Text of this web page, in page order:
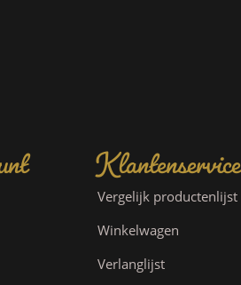
Klantenservice
Vergelijk productenlijst
Winkelwagen
Verlanglijst